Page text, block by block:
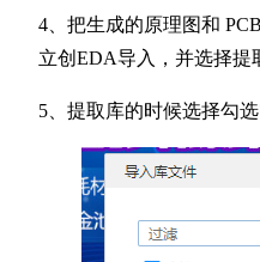
4、把生成的原理图和
立创EDA导入，并选择提
5、提取库的时候选择勾